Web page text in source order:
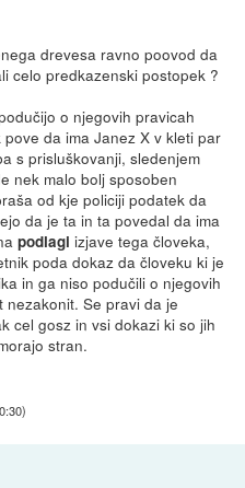
drevesa ravno poovod da
celo predkazenski postopek ?
o njegovih pravicah
da ima Janez X v kleti par
s prisluškovanji, sledenjem
nek malo bolj sposoben
od kje policiji podatek da
da je ta in ta povedal da ima
podlagiizjave tega človeka,
poda dokaz da človeku ki je
in ga niso podučili o njegovih
Se pravi da je
cel gosz in vsi dokazi ki so jih
stran.
)